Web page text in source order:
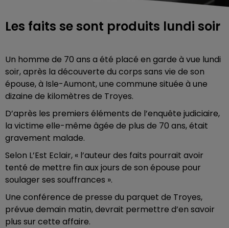
Les faits se sont produits lundi soir
Un homme de 70 ans a été placé en garde à vue lundi
soir, après la découverte du corps sans vie de son
épouse, à Isle-Aumont, une commune située à une
dizaine de kilomètres de Troyes.
D’après les premiers éléments de l’enquête judiciaire,
la victime elle-même âgée de plus de 70 ans, était
gravement malade.
Selon L’Est Eclair, « l’auteur des faits pourrait avoir
tenté de mettre fin aux jours de son épouse pour
soulager ses souffrances ».
Une conférence de presse du parquet de Troyes,
prévue demain matin, devrait permettre d’en savoir
plus sur cette affaire.